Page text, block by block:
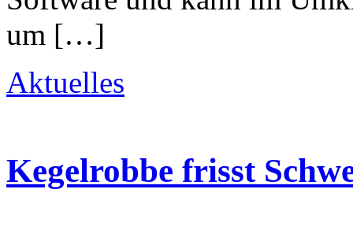
um […]
Aktuelles
Kegelrobbe frisst